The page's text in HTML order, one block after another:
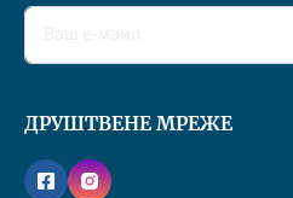
ДРУШТВЕНЕ МРЕЖЕ